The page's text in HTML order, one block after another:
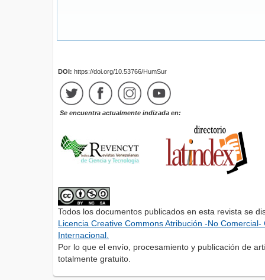
DOI: https://doi.org/10.53766/HumSur
Se encuentra actualmente indizada en:
Todos los documentos publicados en esta revista se
Licencia Creative Commons Atribución -No
Internacional.
Por lo que el envío, procesamiento y publicación de
totalmente gratuito.